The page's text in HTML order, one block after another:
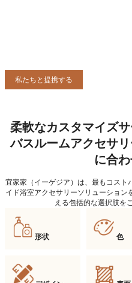
私たちと提携する
柔軟なカスタマイズ
バスルームアクセサ
に合
宜家家（イーゲジア）は、最もコスト
イド浴室アクセサリーソリューショ
える包括的な選択肢を
形状 色